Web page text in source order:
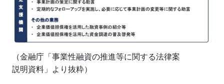
（金融庁「事業性融資の推進等に関する法律案
説明資料」より抜粋）